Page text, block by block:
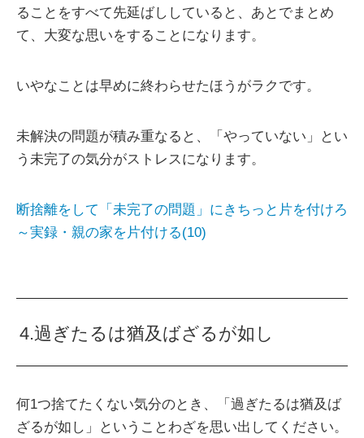
ることをすべて先延ばししていると、あとでまとめ
て、大変な思いをすることになります。
いやなことは早めに終わらせたほうがラクです。
未解決の問題が積み重なると、「やっていない」とい
う未完了の気分がストレスになります。
断捨離をして「未完了の問題」にきちっと片を付けろ
～実録・親の家を片付ける(10)
4.過ぎたるは猶及ばざるが如し
何1つ捨てたくない気分のとき、「過ぎたるは猶及ば
ざるが如し」ということわざを思い出してください。